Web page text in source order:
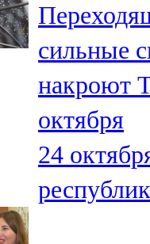
106,1 FM
Түбән
102,6 FM
Чирмешән
107,7 FM
Чистай
сильные
накроют
октября
24